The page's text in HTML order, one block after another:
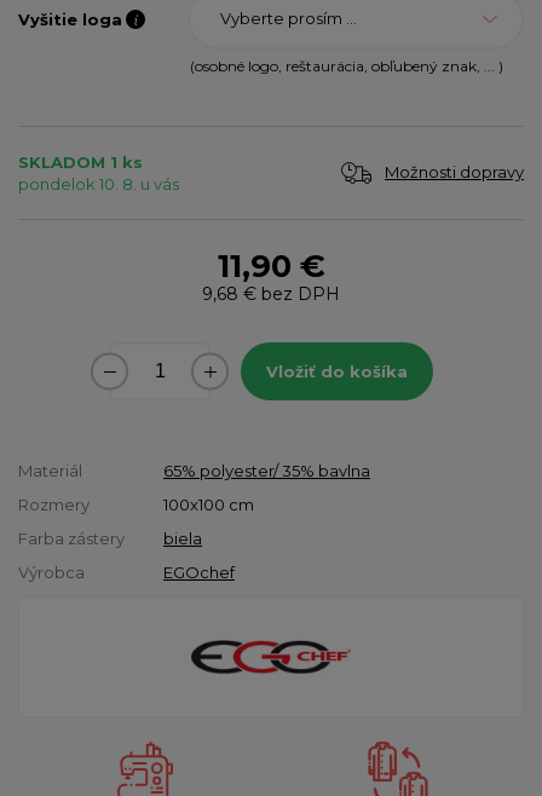
Vyšitie loga Vyberte prosím ...
(osobné logo, reštaurácia, obľubený znak, ... )
SKLADOM 1 ks
pondelok 10. 8. u vás
Možnosti dopravy
11,90 €
9,68 € bez DPH
Vložiť do košíka
Materiál
65% polyester/ 35% bavlna
Rozmery
100x100 cm
Farba zástery
biela
Výrobca
EGOchef